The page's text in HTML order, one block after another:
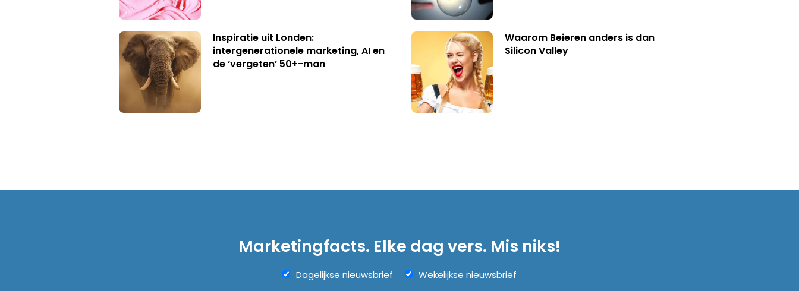
Inspiratie uit Londen:
intergenerationele marketing, AI en
de ‘vergeten’ 50+-man
Waarom Beieren anders is dan
Silicon Valley
Marketingfacts. Elke dag vers. Mis niks!
Dagelijkse nieuwsbrief Wekelijkse nieuwsbrief